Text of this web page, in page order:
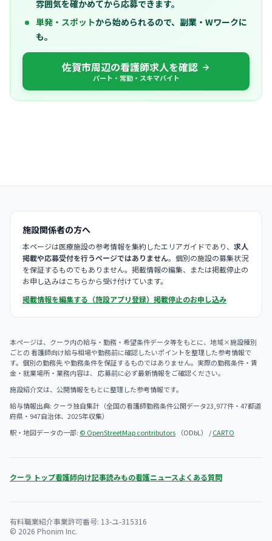
雰囲気を確かめてから応募できます。
単発・スポットから始められるので、副業・Wワークに
も。
佐賀市周辺の看護師求人を確認
パート・常勤・スキマバイト
施設関係者の方へ
本ページは医療施設の参考情報を集約したエリアガイドであり、 求人
掲載や応募受付を行うページではありません。個別の施設の募集状況
を保証するものでもありません。掲載情報の編集、または掲載停止の
お申し込みはこちらから受け付けています。
掲載情報を編集する（施設アプリ登録） 掲載停止のお申し込み
本ページは、クーラ内の給与・勤務・希望条件データ等をもとに、地域×施設種別
ごとの 看護師向け給与相場や勤務前に確認したいポイントを整理した参考情報で
す。個別の勤務先 や勤務条件を保証するものではありません。実際の勤務条件・賃
金・就業場所・業務内容は、 応募前に必ず最新情報をご確認ください。
施設紹介文は、公開情報をもとに整理した参考情報です。
給与情報出典: クーラ独自集計（全国の看護師勤務条件公開データ23,977件・47都道
府県・947自治体、2025年収集）
駅・地図データの一部: © OpenStreetMap contributors （ODbL） /CARTO
クーラ トップ看護師向け記事読みもの看護ニュースよくある質問
有料職業紹介事業許可番号: 13-ユ-315316
© 2026 Phonim Inc.